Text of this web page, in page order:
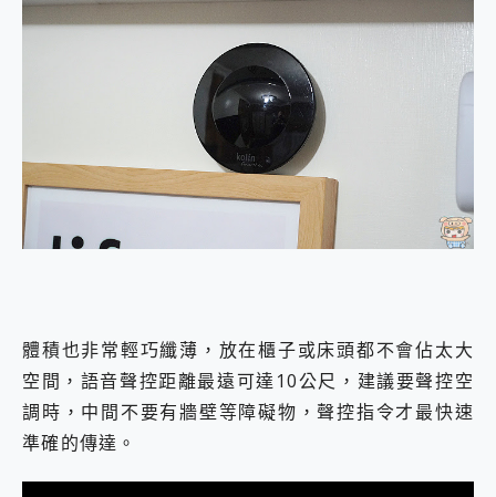
體積也非常輕巧纖薄，放在櫃子或床頭都不會佔太大
空間，語音聲控距離最遠可達10公尺，建議要聲控空
調時，中間不要有牆壁等障礙物，聲控指令才最快速
準確的傳達。